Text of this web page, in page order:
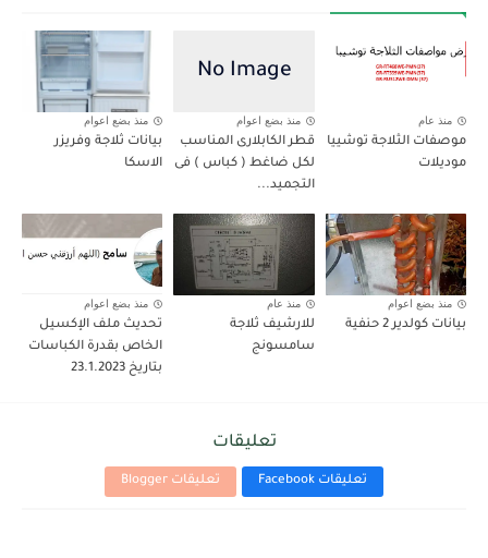
منذ عام
موصفات الثلاجة توشييا
موديلات
منذ بضع اعوام
قطر الكابلارى المناسب
لكل ضاغط ( كباس ) فى
التجميد...
منذ بضع اعوام
بيانات ثلاجة وفريزر
الاسكا
منذ بضع اعوام
بيانات كولدير 2 حنفية
منذ عام
للارشيف ثلاجة
سامسونج
منذ بضع اعوام
تحديث ملف الإكسيل
الخاص بقدرة الكباسات
بتاريخ 23.1.2023
تعليقات
تعليقات Facebook تعليقات Blogger